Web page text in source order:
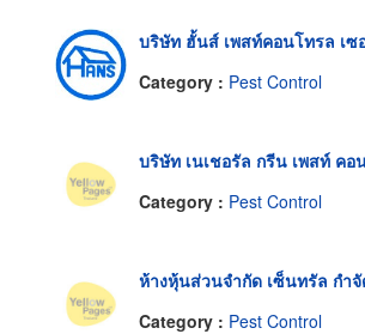
บริษัท ฮั้นส์ เพสท์คอนโทรล เซ
Category : Pest Control
บริษัท เนเชอรัล กรีน เพสท์ คอ
Category : Pest Control
ห้างหุ้นส่วนจำกัด เซ็นทรัล กำ
Category : Pest Control